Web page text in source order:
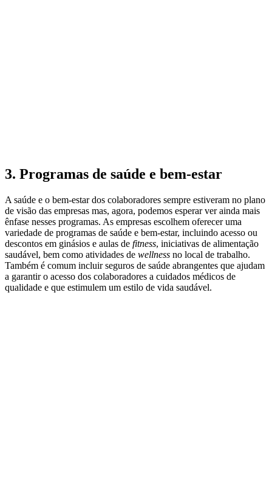
3. Programas de saúde e bem-estar
A saúde e o bem-estar dos colaboradores sempre estiveram no plano
de visão das empresas mas, agora, podemos esperar ver ainda mais
ênfase nesses programas. As empresas escolhem oferecer uma
variedade de programas de saúde e bem-estar, incluindo acesso ou
descontos em ginásios e aulas de fitness, iniciativas de alimentação
saudável, bem como atividades de wellness no local de trabalho.
Também é comum incluir seguros de saúde abrangentes que ajudam
a garantir o acesso dos colaboradores a cuidados médicos de
qualidade e que estimulem um estilo de vida saudável.